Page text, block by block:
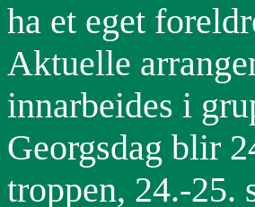
ha et eget
Aktuelle
innarbeides i
Georgsdag blir
troppen, 24.-25.